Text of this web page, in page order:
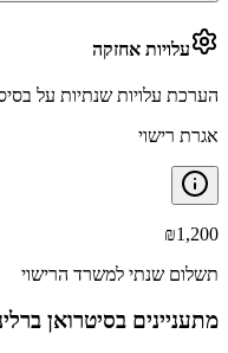
עלויות אחזקה
הערכת עלויות שנתיות על בסיס 15,000 ק״מ
אגרת רישוי
₪1,200
תשלום שנתי למשרד הרישוי
מתעניינים בסיטרואן